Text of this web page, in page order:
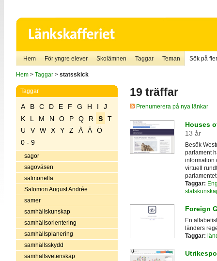
Hem För yngre elever Skolämnen Taggar Teman Sök på
Hem> Taggar> statsskick
Taggar
A B C D E F G H I
J
K
L M N O P Q R S
T
U
V W X Y Z Å Ä
Ö
0 - 9
sagor
sagoväsen
salmonella
Salomon August Andrée
samer
samhällskunskap
samhällsorientering
samhällsplanering
samhällsskydd
samhällsvetenskap
19 träffar
Prenumerera på nya länkar
Houses
13 år
Besök
parlament
information
virtuell
Taggar:
Foreign
En
länders
Taggar: